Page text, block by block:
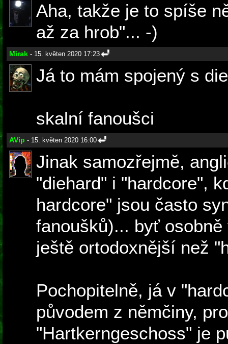
Aha, takže je to spíše
až za hrob"... -)
Mirak - 15. květen 2020 17:23
Já to mám spojený s
skalní fanoušci
AVip - 15. květen 2020 16:00
Jinak samozřejmě,
"diehard" i "hardcore",
hardcore" jsou často
fanoušků)... byť
ještě ortodoxnější než
Pochopitelně, já v
původem z němčiny,
"Hartkerngeschoss" je